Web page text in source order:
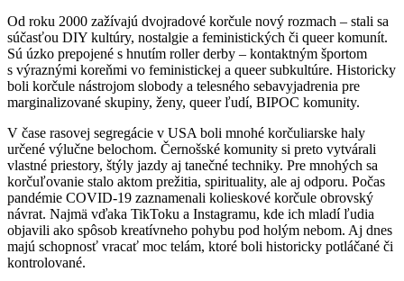
Od roku 2000 zažívajú dvojradové korčule nový rozmach – stali sa
súčasťou DIY kultúry, nostalgie a feministických či queer komunít.
Sú úzko prepojené s hnutím roller derby – kontaktným športom
s výraznými koreňmi vo feministickej a queer subkultúre. Historicky
boli korčule nástrojom slobody a telesného sebavyjadrenia pre
marginalizované skupiny, ženy, queer ľudí, BIPOC komunity.
V čase rasovej segregácie v USA boli mnohé korčuliarske haly
určené výlučne belochom. Černošské komunity si preto vytvárali
vlastné priestory, štýly jazdy aj tanečné techniky. Pre mnohých sa
korčuľovanie stalo aktom prežitia, spirituality, ale aj odporu. Počas
pandémie COVID-19 zaznamenali kolieskové korčule obrovský
návrat. Najmä vďaka TikToku a Instagramu, kde ich mladí ľudia
objavili ako spôsob kreatívneho pohybu pod holým nebom. Aj dnes
majú schopnosť vracať moc telám, ktoré boli historicky potláčané či
kontrolované.